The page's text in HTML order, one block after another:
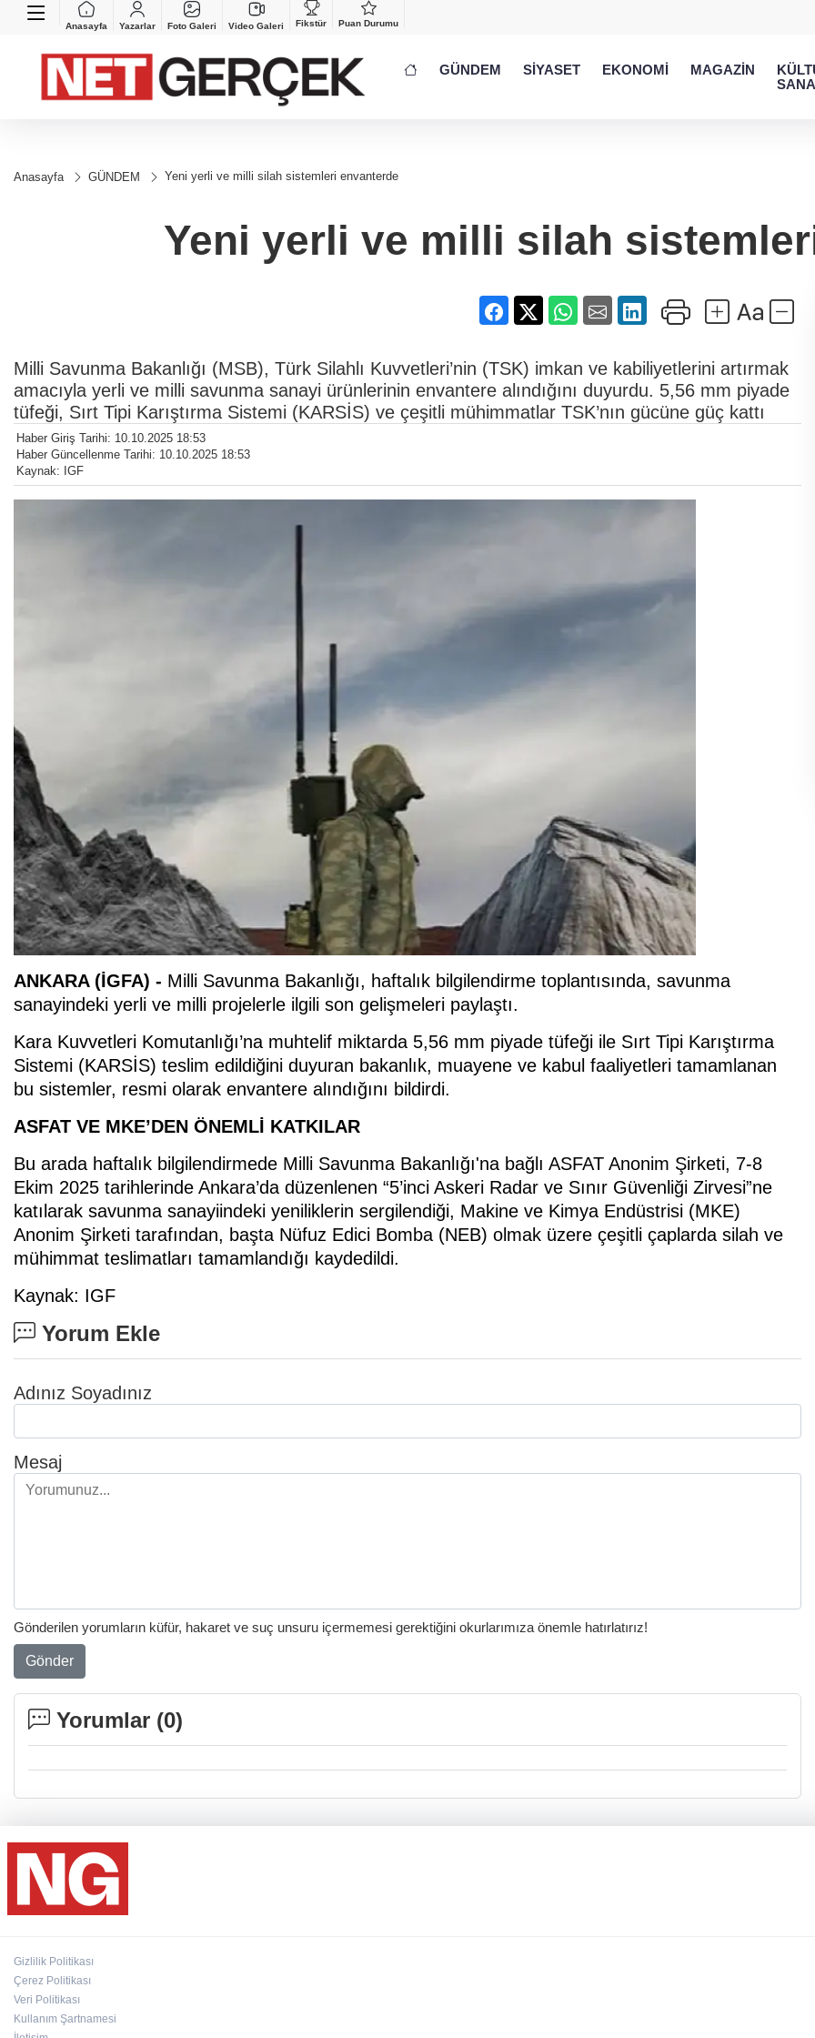
Anasayfa Yazarlar Foto Galeri Video Galeri Fikstür Puan Durumu
GÜNDEM SİYASET EKONOMİ MAGAZİN
Anasayfa GÜNDEM Yeni yerli ve milli silah sistemleri envanterde
Yeni yerli ve milli silah
Milli Savunma Bakanlığı (MSB), Türk Silahlı Kuvvetleri’nin (TSK) imkan ve kabiliyetlerini artırmak
amacıyla yerli ve milli savunma sanayi ürünlerinin envantere alındığını duyurdu. 5,56 mm piyade
tüfeği, Sırt Tipi Karıştırma Sistemi (KARSİS) ve çeşitli mühimmatlar TSK’nın gücüne güç kattı
Haber Giriş Tarihi: 10.10.2025 18:53
Haber Güncellenme Tarihi: 10.10.2025 18:53
Kaynak: IGF
ANKARA (İGFA) - Milli Savunma Bakanlığı, haftalık bilgilendirme toplantısında, savunma
sanayindeki yerli ve milli projelerle ilgili son gelişmeleri paylaştı.
Kara Kuvvetleri Komutanlığı’na muhtelif miktarda 5,56 mm piyade tüfeği ile Sırt Tipi Karıştırma
Sistemi (KARSİS) teslim edildiğini duyuran bakanlık, muayene ve kabul faaliyetleri tamamlanan
bu sistemler, resmi olarak envantere alındığını bildirdi.
ASFAT VE MKE’DEN ÖNEMLİ KATKILAR
Bu arada haftalık bilgilendirmede Milli Savunma Bakanlığı'na bağlı ASFAT Anonim Şirketi, 7-8
Ekim 2025 tarihlerinde Ankara’da düzenlenen “5’inci Askeri Radar ve Sınır Güvenliği Zirvesi”ne
katılarak savunma sanayiindeki yeniliklerin sergilendiği, Makine ve Kimya Endüstrisi (MKE)
Anonim Şirketi tarafından, başta Nüfuz Edici Bomba (NEB) olmak üzere çeşitli çaplarda silah ve
mühimmat teslimatları tamamlandığı kaydedildi.
Kaynak: IGF
Yorum Ekle
Adınız Soyadınız
Mesaj
Gönderilen yorumların küfür, hakaret ve suç unsuru içermemesi gerektiğini okurlarımıza önemle hatırlatırız!
Gönder
Yorumlar (0)
Gizlilik Politikası
Çerez Politikası
Veri Politikası
Kullanım Şartnamesi